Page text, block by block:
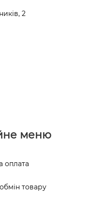
2
меню
оплата
товару